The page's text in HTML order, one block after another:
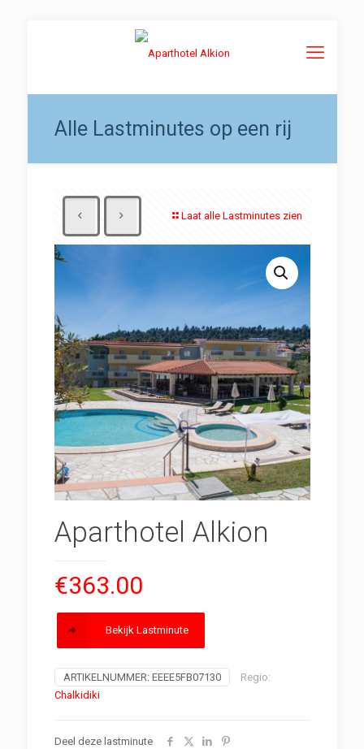
Alle Lastminutes op een rij
Laat alle Lastminutes zien
Aparthotel Alkion
€363.00
Bekijk Lastminute
ARTIKELNUMMER: EEEE5FB07130
Regio:
Chalkidiki
Deel deze lastminute